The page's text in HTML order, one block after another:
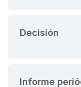
Decisión
Informe